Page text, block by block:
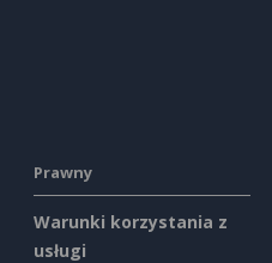
Prawny
Warunki korzystania z
usługi